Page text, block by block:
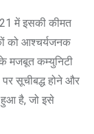
में इसकी कीमत
को आश्चर्यजनक
मजबूत कम्युनिटी
सूचीबद्ध होने और
हुआ है, जो इसे